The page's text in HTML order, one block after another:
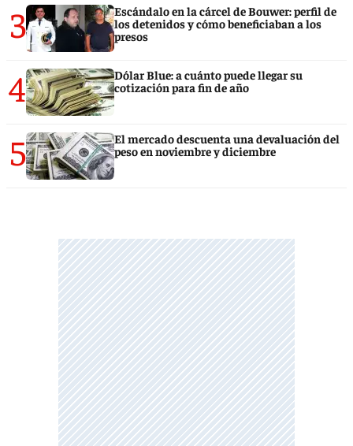
3
Escándalo en la cárcel de Bouwer: perfil de
los detenidos y cómo beneficiaban a los
presos
4
Dólar Blue: a cuánto puede llegar su
cotización para fin de año
5
El mercado descuenta una devaluación del
peso en noviembre y diciembre